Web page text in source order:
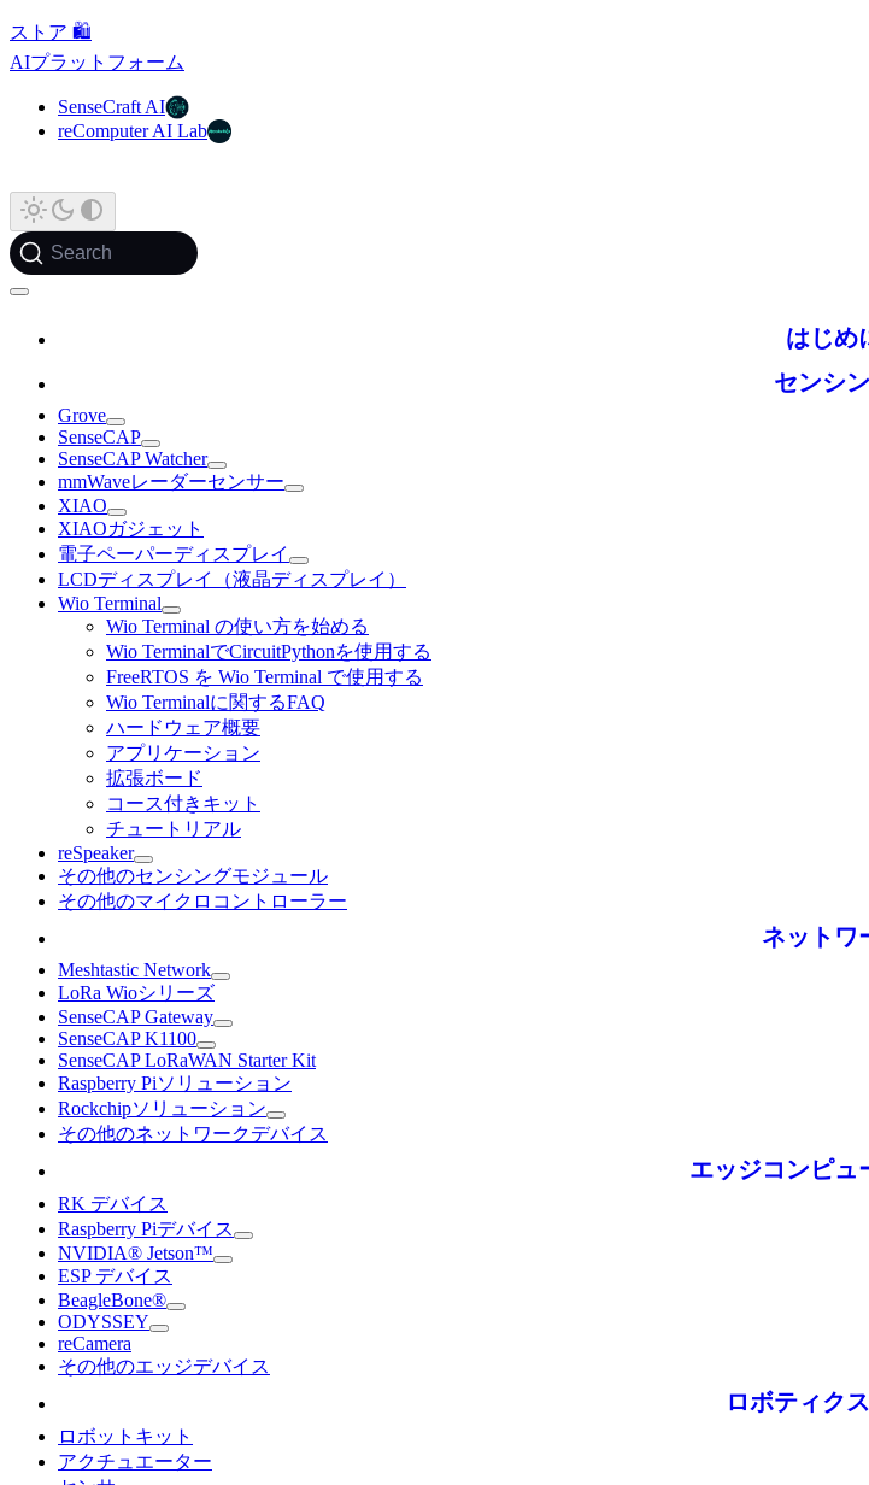
ストア 🛍️
AIプラットフォーム
SenseCraft AI
reComputer AI Lab
Search
はじめ
センシ
Grove
SenseCAP
SenseCAP Watcher
mmWaveレーダーセンサー
XIAO
XIAOガジェット
電子ペーパーディスプレイ
LCDディスプレイ（液晶ディスプレイ）
Wio Terminal
Wio Terminal の使い方を始める
Wio TerminalでCircuitPythonを使用する
FreeRTOS を Wio Terminal で使用する
Wio Terminalに関するFAQ
ハードウェア概要
アプリケーション
拡張ボード
コース付きキット
チュートリアル
reSpeaker
その他のセンシングモジュール
その他のマイクロコントローラー
ネットワ
Meshtastic Network
LoRa Wioシリーズ
SenseCAP Gateway
SenseCAP K1100
SenseCAP LoRaWAN Starter Kit
Raspberry Piソリューション
Rockchipソリューション
その他のネットワークデバイス
エッジコンピュ
RK デバイス
Raspberry Piデバイス
NVIDIA® Jetson™
ESP デバイス
BeagleBone®
ODYSSEY
reCamera
その他のエッジデバイス
ロボティク
ロボットキット
アクチュエーター